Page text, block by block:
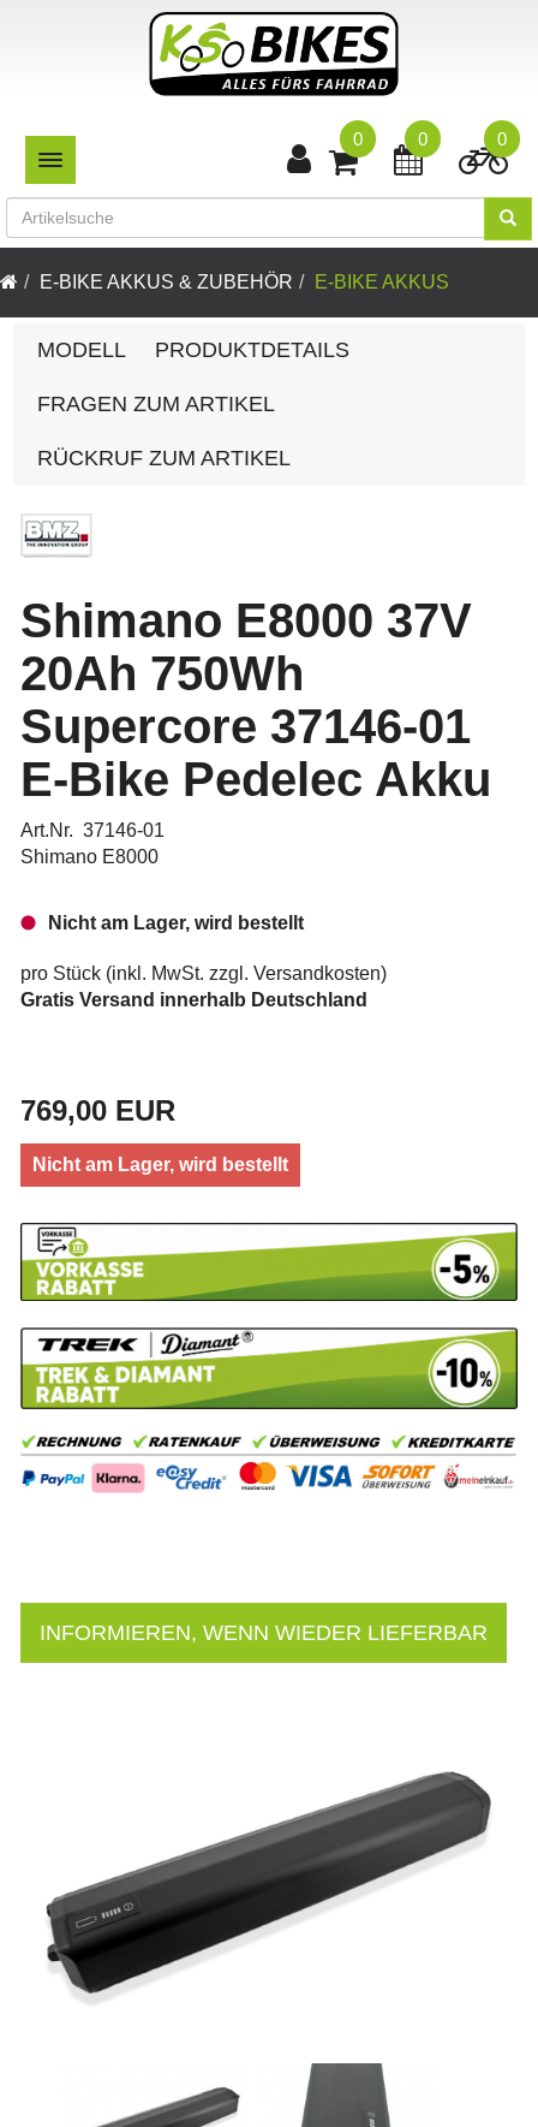
TOGGLE NAVIGATION
0
0
0
E-BIKE AKKUS & ZUBEHÖR E-BIKE AKKUS
MODELL PRODUKTDETAILS
FRAGEN ZUM ARTIKEL
RÜCKRUF ZUM ARTIKEL
Shimano E8000 37V
20Ah 750Wh
Supercore 37146-01
E-Bike Pedelec Akku
Art.Nr. 37146-01
Shimano E8000
Nicht am Lager, wird bestellt
pro Stück (inkl. MwSt. zzgl. Versandkosten)
Gratis Versand innerhalb Deutschland
769,00 EUR
Nicht am Lager, wird bestellt
INFORMIEREN, WENN WIEDER LIEFERBAR